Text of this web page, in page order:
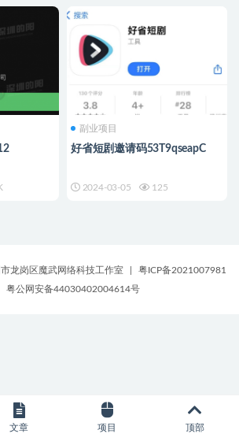
副业项目
好省短剧邀请码53T9qseapC
2024-03-05 125
龙岗区魔武网络科技工作室
粤ICP备2021007981
粤公网安备44030402004614号
文章 项目 顶部